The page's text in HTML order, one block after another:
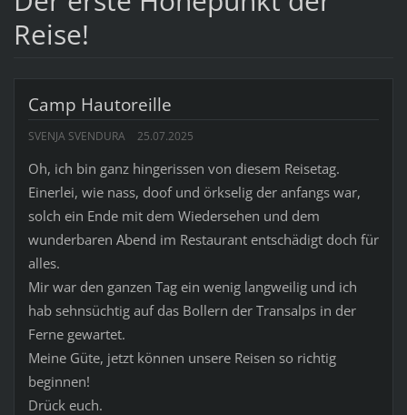
Reise!
Camp Hautoreille
SVENJA SVENDURA 25.07.2025
Oh, ich bin ganz hingerissen von diesem Reisetag.
Einerlei, wie nass, doof und örkselig der anfangs war,
solch ein Ende mit dem Wiedersehen und dem
wunderbaren Abend im Restaurant entschädigt doch für
alles.
Mir war den ganzen Tag ein wenig langweilig und ich
hab sehnsüchtig auf das Bollern der Transalps in der
Ferne gewartet.
Meine Güte, jetzt können unsere Reisen so richtig
beginnen!
Drück euch.